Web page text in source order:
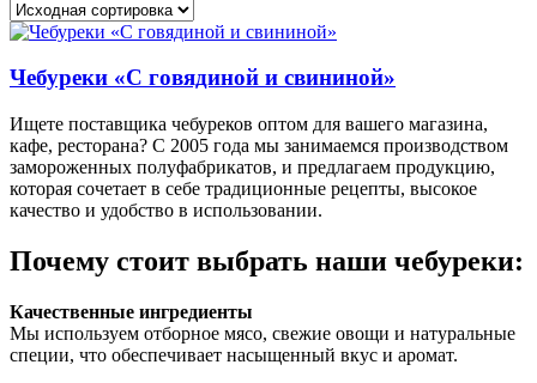
Чебуреки «С говядиной и свининой»
Ищете поставщика чебуреков оптом для вашего магазина,
кафе, ресторана? С 2005 года мы занимаемся производством
замороженных полуфабрикатов, и предлагаем продукцию,
которая сочетает в себе традиционные рецепты, высокое
качество и удобство в использовании.
Почему стоит выбрать наши чебуреки:
Качественные ингредиенты
Мы используем отборное мясо, свежие овощи и натуральные
специи, что обеспечивает насыщенный вкус и аромат.